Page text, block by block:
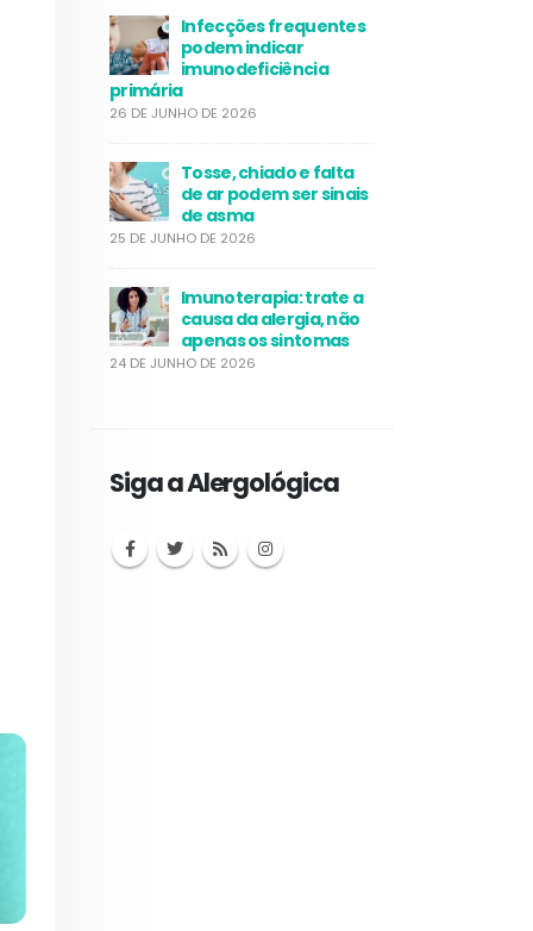
Infecções frequentes
podem indicar
imunodeficiência
primária
26 DE JUNHO DE 2026
Tosse, chiado e falta
de ar podem ser sinais
de asma
25 DE JUNHO DE 2026
Imunoterapia: trate a
causa da alergia, não
apenas os sintomas
24 DE JUNHO DE 2026
Siga a Alergológica